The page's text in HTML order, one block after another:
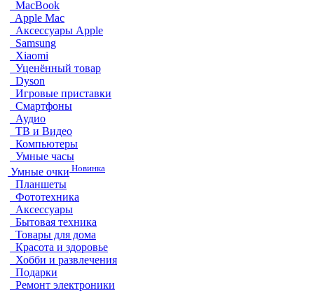
MacBook
Apple Mac
Аксессуары Apple
Samsung
Xiaomi
Уценённый товар
Dyson
Игровые приставки
Смартфоны
Аудио
ТВ и Видео
Компьютеры
Умные часы
Умные очки Новинка
Планшеты
Фототехника
Аксессуары
Бытовая техника
Товары для дома
Красота и здоровье
Хобби и развлечения
Подарки
Ремонт электроники